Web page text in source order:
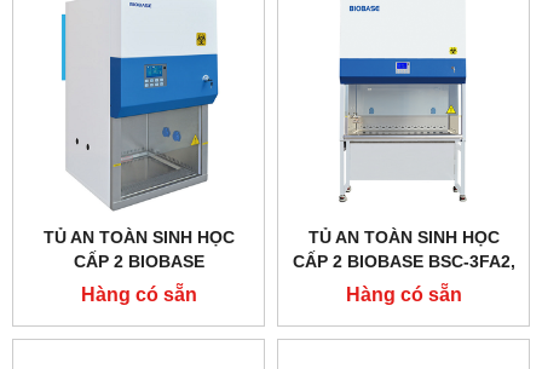
TỦ AN TOÀN SINH HỌC
CẤP 2 BIOBASE
11231BBC86
Hàng có sẵn
TỦ AN TOÀN SINH HỌC
CẤP 2 BIOBASE BSC-3FA2,
EN CERTIFIED
Hàng có sẵn